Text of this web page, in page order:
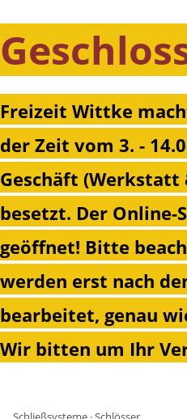
Freizeit Wittke
der Zeit vom 3. -
Geschäft (Werkstatt
besetzt. Der Online-
geöffnet! Bitte
werden erst nach
bearbeitet, genau
Wir bitten um Ihr